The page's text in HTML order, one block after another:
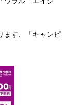
ます、「キャンピ